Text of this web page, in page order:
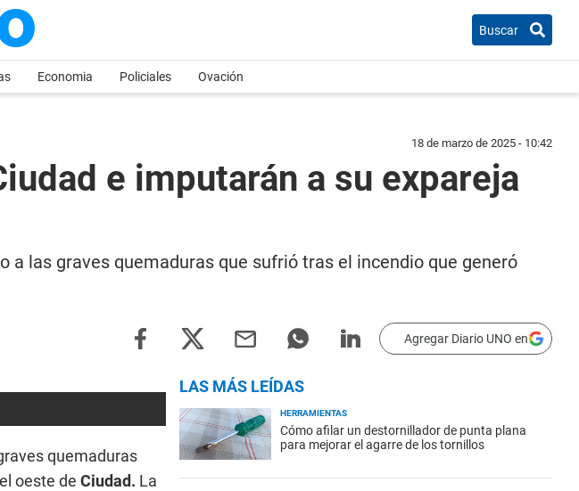
Buscar
Economia Policiales Ovación
18 de marzo de 2025 - 10:42
e imputarán a su expareja
las graves quemaduras que sufrió tras el incendio que generó
Agregar Diario UNO en
quemaduras
oeste de Ciudad. La
LAS MÁS LEÍDAS
HERRAMIENTAS
Cómo afilar un destornillador de punta plana
para mejorar el agarre de los tornillos